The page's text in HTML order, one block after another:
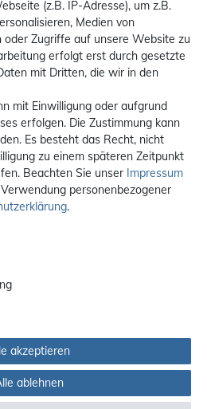
andere Länder finden Siehier
(z.B. IP-Adresse), um z.B.
Medien von
Zugriffe auf unsere Website zu
erfolgt erst durch gesetzte
mit Dritten, die wir in den
mit Einwilligung oder aufgrund
erfolgen. Die Zustimmung kann
Es besteht das Recht, nicht
zu einem späteren Zeitpunkt
Beachten Sie unser Impressum
personenbezogener
.
akzeptieren
ablehnen